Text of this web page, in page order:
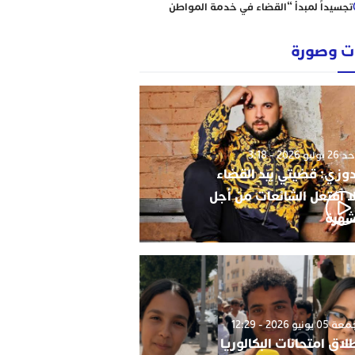
تجسيداً لمبدأ “القضاء في خدمة المواطن
رؤساء ونقباء للمحامين يتضامنون مع الاستاذ
حاجي .
من يحمي وجدة من كارثة عقارية وشيكة؟
أحكام نافذة، رسوم مجمدة، ومشاريع
سكنية مشبوهة تهدد هيبة القانون وأمن
التعمير
وصورة
2026 - 3:18
قضيتي بيد القضاء
أفتعل الشائعات من أجل
يونيو 2026 - 12:29
امتحانات البكالوريا